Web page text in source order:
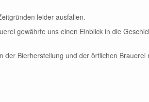
leider ausfallen.
gewährte uns einen Einblick in die
Bierherstellung und der örtlichen Brauerei